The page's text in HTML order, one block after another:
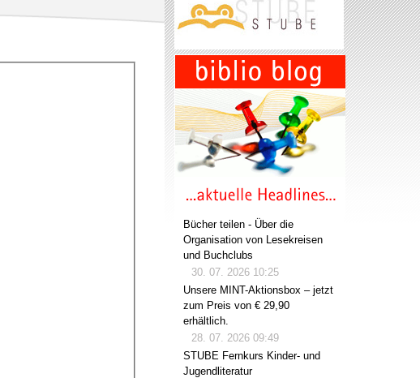
Bücher teilen - Über die
Organisation von Lesekreisen
und Buchclubs
30. 07. 2026 10:25
Unsere MINT-Aktionsbox – jetzt
zum Preis von € 29,90
erhältlich.
28. 07. 2026 09:49
STUBE Fernkurs Kinder- und
Jugendliteratur